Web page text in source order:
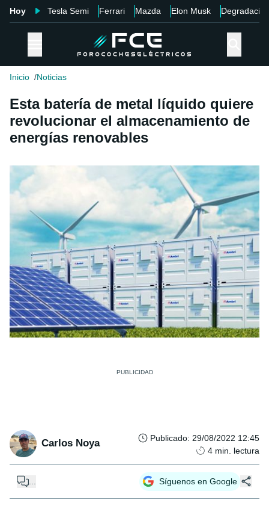
Hoy Tesla Semi Ferrari Mazda Elon Musk Degradación
Inicio Noticias
Esta batería de metal líquido quiere
revolucionar el almacenamiento de
energías renovables
Carlos Noya Publicado: 29/08/2022 12:45
4 min. lectura
Síguenos en Google